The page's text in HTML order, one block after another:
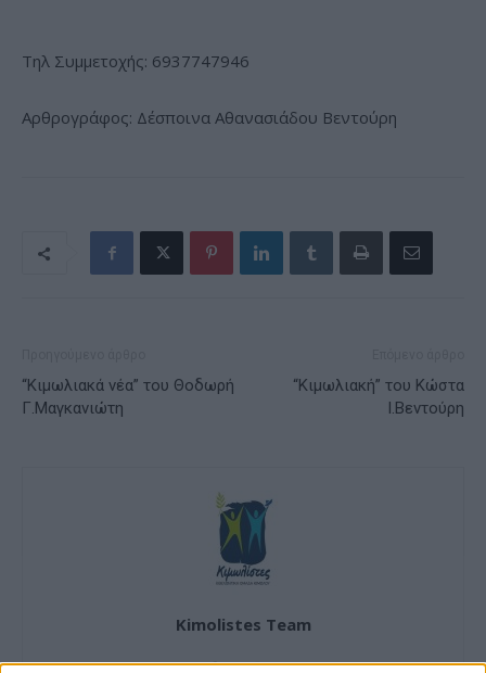
Τηλ Συμμετοχής: 6937747946
Αρθρογράφος: Δέσποινα Αθανασιάδου Βεντούρη
“Κιμωλιακά νέα” του Θοδωρή
Γ.Μαγκανιώτη
“Κιμωλιακή” του Κώστα
Ι.Βεντούρη
Kimolistes Team